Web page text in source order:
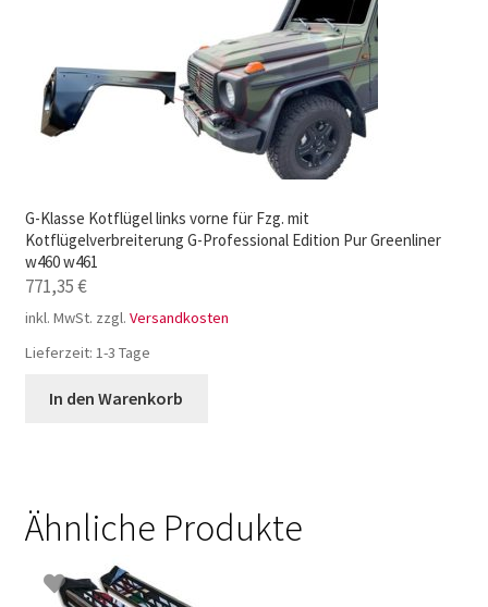
G-Klasse Kotflügel links vorne für Fzg. mit
Kotflügelverbreiterung G-Professional Edition Pur Greenliner
w460 w461
771,35€
inkl. MwSt. zzgl. Versandkosten
Lieferzeit: 1-3 Tage
In den Warenkorb
Ähnliche Produkte